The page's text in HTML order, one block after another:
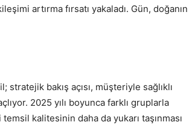
artırma fırsatı yakaladı. Gün, doğanın
stratejik bakış açısı, müşteriyle sağlıklı
2025 yılı boyunca farklı gruplarla
kalitesinin daha da yukarı taşınması